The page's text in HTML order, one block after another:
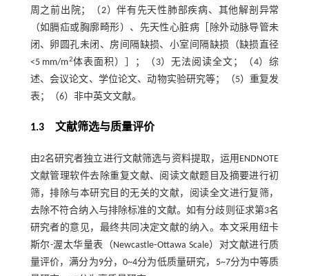
周之前出院；（2）伴有先天性肺部疾病、其他解剖异常
（如膈疝或胸廓畸形）、先天性心脏病［除外动脉导管未
闭、卵圆孔未闭、房间隔缺损、小室间隔缺损（缺损直径
<5 mm/m2体表面积）］；（3）无法阅读全文；（4）综
述、会议论文、学位论文、动物实验研究等；（5）重复发
表；（6）非中英文文献。
1.3 文献筛选与质量评价
由2名研究者独立进行文献筛选与资料提取，运用ENDNOTE
文献管理软件去除重复文献、阅读文献题目及摘要进行初
筛，排除与本研究目的无关的文献，阅读全文进行复筛，
去除不符合纳入与排除标准的文献。如有分歧则征求第3名
研究者的意见，最终共同决定文献的纳入。本文采用纽卡
斯尔-渥太华量表（Newcastle⁃Ottawa Scale）对文献进行质
量评价，满分为9分，0~4分为低质量研究，5~7分为中等质